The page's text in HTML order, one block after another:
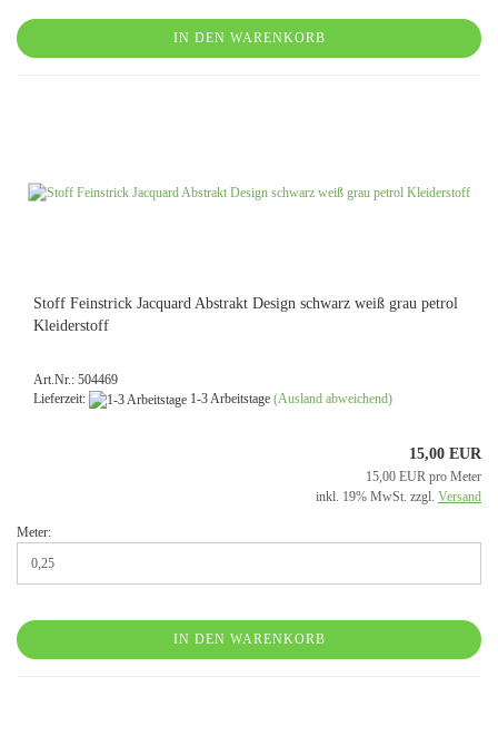
IN DEN WARENKORB
Stoff Feinstrick Jacquard Abstrakt Design schwarz weiß grau petrol
Kleiderstoff
Art.Nr.: 504469
Lieferzeit:
1-3 Arbeitstage (Ausland abweichend)
15,00 EUR
15,00 EUR pro Meter
inkl. 19% MwSt. zzgl. Versand
Meter:
IN DEN WARENKORB